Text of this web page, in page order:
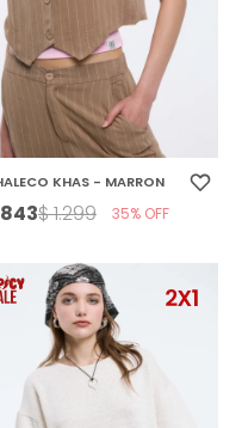
KHAS - MARRON
843$1.299 35